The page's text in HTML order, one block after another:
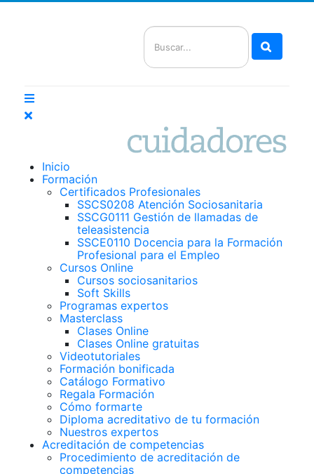
Inicio
Formación
Certificados Profesionales
SSCS0208 Atención Sociosanitaria
SSCG0111 Gestión de llamadas de
teleasistencia
SSCE0110 Docencia para la Formación
Profesional para el Empleo
Cursos Online
Cursos sociosanitarios
Soft Skills
Programas expertos
Masterclass
Clases Online
Clases Online gratuitas
Videotutoriales
Formación bonificada
Catálogo Formativo
Regala Formación
Cómo formarte
Diploma acreditativo de tu formación
Nuestros expertos
Acreditación de competencias
Procedimiento de acreditación de
competencias